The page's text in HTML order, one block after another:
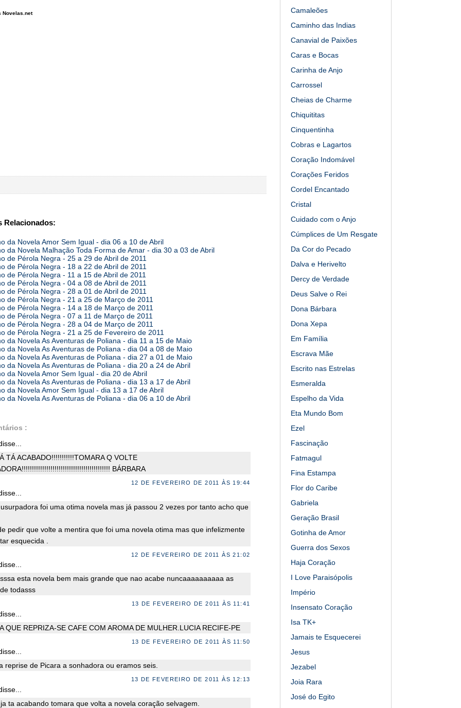
Novelas.net
Relacionados:
da Novela Amor Sem Igual - dia 06 a 10 de Abril
da Novela Malhação Toda Forma de Amar - dia 30 a 03 de Abril
de Pérola Negra - 25 a 29 de Abril de 2011
de Pérola Negra - 18 a 22 de Abril de 2011
de Pérola Negra - 11 a 15 de Abril de 2011
de Pérola Negra - 04 a 08 de Abril de 2011
de Pérola Negra - 28 a 01 de Abril de 2011
de Pérola Negra - 21 a 25 de Março de 2011
de Pérola Negra - 14 a 18 de Março de 2011
de Pérola Negra - 07 a 11 de Março de 2011
de Pérola Negra - 28 a 04 de Março de 2011
de Pérola Negra - 21 a 25 de Fevereiro de 2011
da Novela As Aventuras de Poliana - dia 11 a 15 de Maio
da Novela As Aventuras de Poliana - dia 04 a 08 de Maio
da Novela As Aventuras de Poliana - dia 27 a 01 de Maio
da Novela As Aventuras de Poliana - dia 20 a 24 de Abril
da Novela Amor Sem Igual - dia 20 de Abril
da Novela As Aventuras de Poliana - dia 13 a 17 de Abril
da Novela Amor Sem Igual - dia 13 a 17 de Abril
da Novela As Aventuras de Poliana - dia 06 a 10 de Abril
:
TÁ ACABADO!!!!!!!!!!!TOMARA Q VOLTE
BÁRBARA
12 DE FEVEREIRO DE 2011 ÀS 19:44
foi uma otima novela mas já passou 2 vezes por tanto acho que
pedir que volte a mentira que foi uma novela otima mas que infelizmente
esquecida .
12 DE FEVEREIRO DE 2011 ÀS 21:02
esta novela bem mais grande que nao acabe nuncaaaaaaaaaa as
todasss
13 DE FEVEREIRO DE 2011 ÀS 11:41
QUE REPRIZA-SE CAFE COM AROMA DE MULHER.LUCIA RECIFE-PE
13 DE FEVEREIRO DE 2011 ÀS 11:50
reprise de Picara a sonhadora ou eramos seis.
13 DE FEVEREIRO DE 2011 ÀS 12:13
ta acabando tomara que volta a novela coração selvagem.
Camaleões
Caminho das Indias
Canavial de Paixões
Caras e Bocas
Carinha de Anjo
Carrossel
Cheias de Charme
Chiquititas
Cinquentinha
Cobras e Lagartos
Coração Indomável
Corações Feridos
Cordel Encantado
Cristal
Cuidado com o Anjo
Cúmplices de Um Resgate
Da Cor do Pecado
Dalva e Herivelto
Dercy de Verdade
Deus Salve o Rei
Dona Bárbara
Dona Xepa
Em Família
Escrava Mãe
Escrito nas Estrelas
Esmeralda
Espelho da Vida
Eta Mundo Bom
Ezel
Fascinação
Fatmagul
Fina Estampa
Flor do Caribe
Gabriela
Geração Brasil
Gotinha de Amor
Guerra dos Sexos
Haja Coração
I Love Paraisópolis
Império
Insensato Coração
Isa TK+
Jamais te Esquecerei
Jesus
Jezabel
Joia Rara
José do Egito